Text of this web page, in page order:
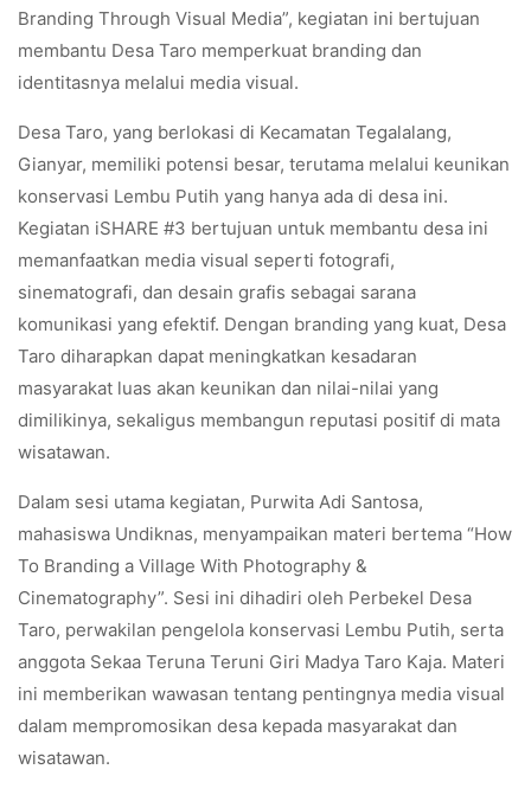
Branding Through Visual Media”, kegiatan ini bertujuan
membantu Desa Taro memperkuat branding dan
identitasnya melalui media visual.
Desa Taro, yang berlokasi di Kecamatan Tegalalang,
Gianyar, memiliki potensi besar, terutama melalui keunikan
konservasi Lembu Putih yang hanya ada di desa ini.
Kegiatan iSHARE #3 bertujuan untuk membantu desa ini
memanfaatkan media visual seperti fotografi,
sinematografi, dan desain grafis sebagai sarana
komunikasi yang efektif. Dengan branding yang kuat, Desa
Taro diharapkan dapat meningkatkan kesadaran
masyarakat luas akan keunikan dan nilai-nilai yang
dimilikinya, sekaligus membangun reputasi positif di mata
wisatawan.
Dalam sesi utama kegiatan, Purwita Adi Santosa,
mahasiswa Undiknas, menyampaikan materi bertema “How
To Branding a Village With Photography &
Cinematography”. Sesi ini dihadiri oleh Perbekel Desa
Taro, perwakilan pengelola konservasi Lembu Putih, serta
anggota Sekaa Teruna Teruni Giri Madya Taro Kaja. Materi
ini memberikan wawasan tentang pentingnya media visual
dalam mempromosikan desa kepada masyarakat dan
wisatawan.